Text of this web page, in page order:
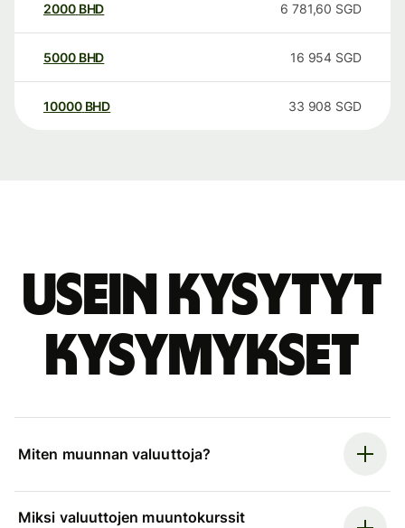
2000 BHD 6 781,60 SGD
5000 BHD 16 954 SGD
10000 BHD 33 908 SGD
Usein kysytyt
kysymykset
Miten muunnan valuuttoja?
Miksi valuuttojen muuntokurssit